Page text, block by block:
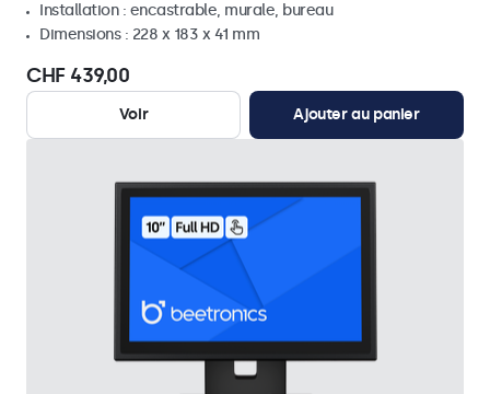
Installation : encastrable, murale, bureau
Dimensions : 228 x 183 x 41 mm
CHF 439,00
Voir Ajouter au panier